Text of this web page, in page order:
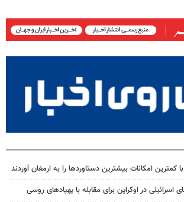
با کمترین امکانات بیشترین دستاوردها را به ارمغان آوردند
اسرائیلی در اوکراین برای مقابله با پهپادهای روسی